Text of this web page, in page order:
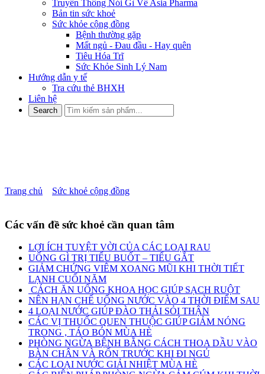
Truyền Thông Nói Gì Về Asia Pharma
Bản tin sức khoẻ
Sức khỏe cộng đồng
Bệnh thường gặp
Mất ngủ - Đau đầu - Hay quên
Tiêu Hóa Trĩ
Sức Khỏe Sinh Lý Nam
Hướng dẫn y tế
Tra cứu thẻ BHXH
Liên hệ
Trang chủ Sức khoẻ cộng đồng
Các vấn đề sức khoẻ cần quan tâm
LỢI ÍCH TUYỆT VỜI CỦA CÁC LOẠI RAU
UỐNG GÌ TRỊ TIỂU BUỐT – TIỂU GẮT
GIẢM CHỨNG VIÊM XOANG MŨI KHI THỜI TIẾT
LẠNH CUỐI NĂM
CÁCH ĂN UỐNG KHOA HỌC GIÚP SẠCH RUỘT
NÊN HẠN CHẾ UỐNG NƯỚC VÀO 4 THỜI ĐIỂM SAU
4 LOẠI NƯỚC GIÚP ĐÀO THẢI SỎI THẬN
CÁC VỊ THUỐC QUEN THUỘC GIÚP GIẢM NÓNG
TRONG , TÁO BÓN MÙA HÈ
PHÒNG NGỪA BỆNH BẰNG CÁCH THOA DẦU VÀO
BÀN CHÂN VÀ RỐN TRƯỚC KHI ĐI NGỦ
CÁC LOẠI NƯỚC GIẢI NHIỆT MÙA HÈ